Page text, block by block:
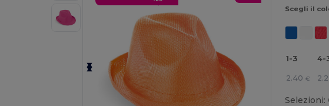
Scegli il
1-3 4-
2.40 €
Selezioni: